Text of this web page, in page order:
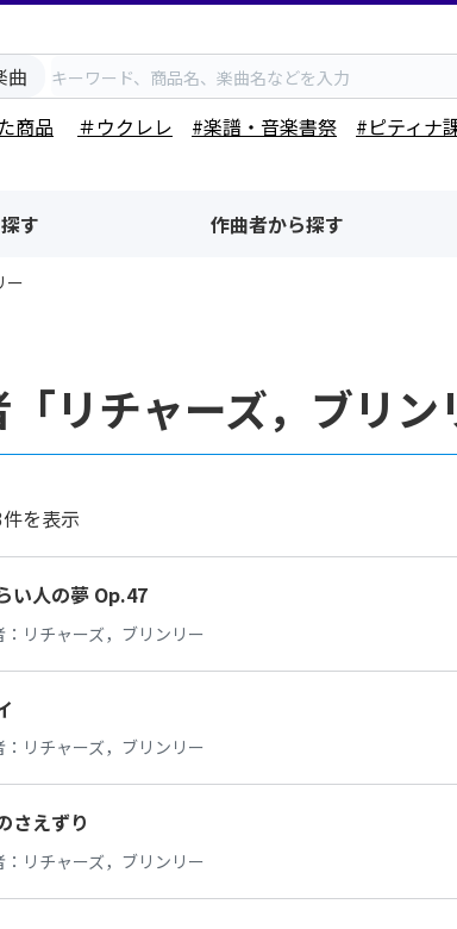
曲
商品
＃ウクレレ #楽譜・音楽書祭
#ピティナ
す 作曲者から探す
ー
「リチャーズ，ブリ
を表示
い人の夢 Op.47
リチャーズ，ブリンリー
リチャーズ，ブリンリー
さえずり
リチャーズ，ブリンリー